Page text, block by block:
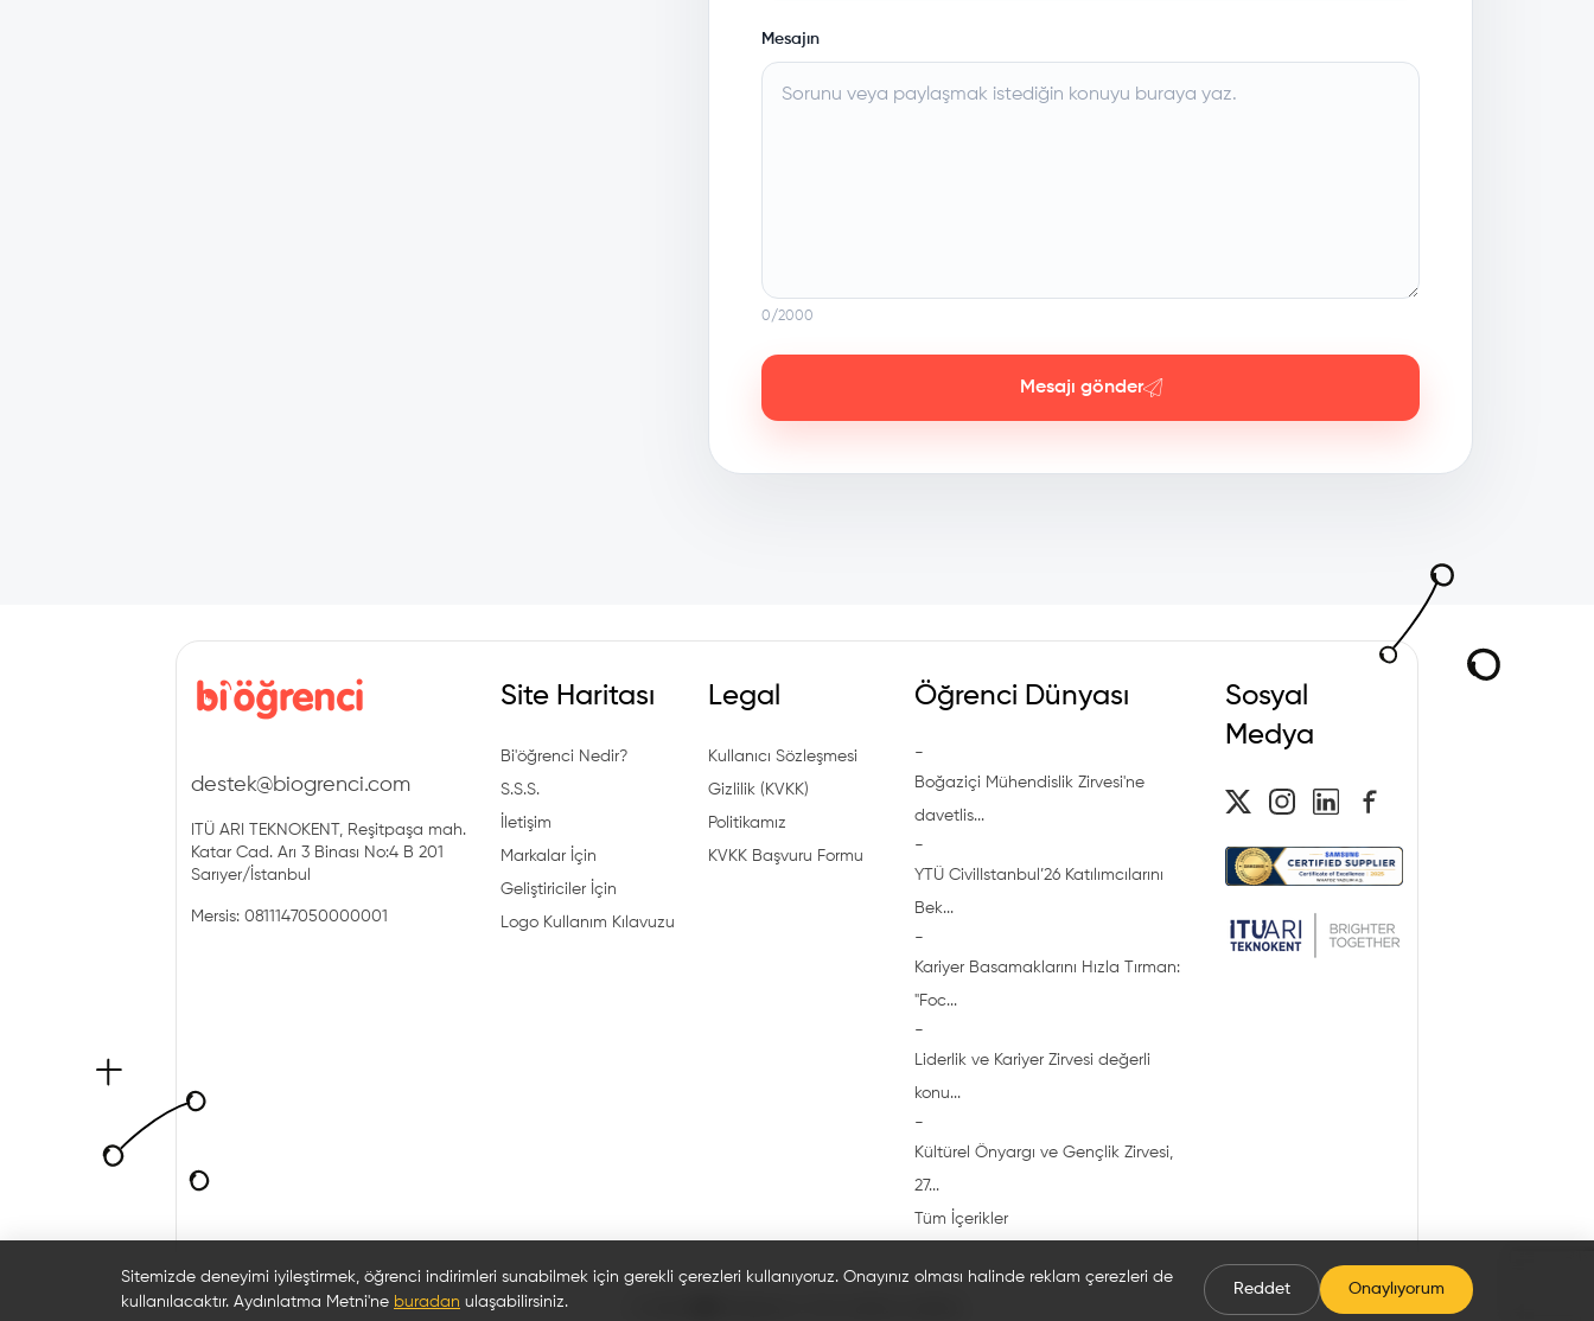
Mesajın
0/2000
Mesajı gönder
destek@biogrenci.com
ITÜ ARI TEKNOKENT, Reşitpaşa mah.
Katar Cad. Arı 3 Binası No:4 B 201
Sarıyer/İstanbul
Mersis: 0811147050000001
Site Haritası
Bi'öğrenci Nedir?
S.S.S.
İletişim
Markalar İçin
Geliştiriciler İçin
Logo Kullanım Kılavuzu
Legal
Kullanıcı Sözleşmesi
Gizlilik (KVKK)
Politikamız
KVKK Başvuru Formu
Öğrenci Dünyası
-
Boğaziçi Mühendislik Zirvesi'ne
davetlis...
-
YTÜ CivilIstanbul’26 Katılımcılarını
Bek...
-
Kariyer Basamaklarını Hızla Tırman:
"Foc...
-
Liderlik ve Kariyer Zirvesi değerli
konu...
-
Kültürel Önyargı ve Gençlik Zirvesi,
27...
Tüm İçerikler
Sosyal
Medya
Sitemizde deneyimi iyileştirmek, öğrenci indirimleri sunabilmek için gerekli çerezleri kullanıyoruz. Onayınız olması halinde reklam çerezleri de
kullanılacaktır. Aydınlatma Metni'ne buradan ulaşabilirsiniz.
Reddet Onaylıyorum